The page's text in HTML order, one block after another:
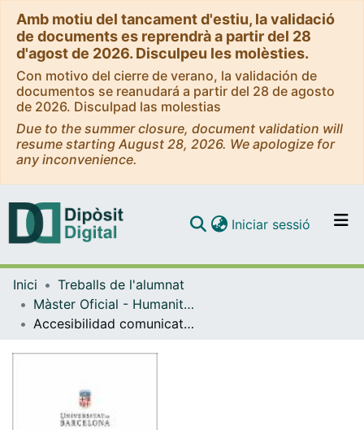
Amb motiu del tancament d'estiu, la validació
de documents es reprendrà a partir del 28
d'agost de 2026. Disculpeu les molèsties.
Con motivo del cierre de verano, la validación de
documentos se reanudará a partir del 28 de agosto
de 2026. Disculpad las molestias
Due to the summer closure, document validation will
resume starting August 28, 2026. We apologize for
any inconvenience.
Navega per tot el DD
Com publicar
Iniciar sessió (current)
Inici
Treballs de l'alumnat
Màster Oficial - Humanitats Digitals
Accesibilidad comunicativa en el entorno clínico: una propuesta inclusiva desde el lenguaje claro